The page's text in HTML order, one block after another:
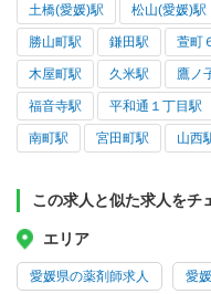
土橋(愛媛)駅 松山(愛媛)駅
勝山町駅 鎌田駅 萱町
木屋町駅 久米駅 鷹ノ
福音寺駅 平和通１丁目駅
南町駅 宮田町駅 山西
この求人と似た求人をチ
エリア
愛媛県の薬剤師求人 愛